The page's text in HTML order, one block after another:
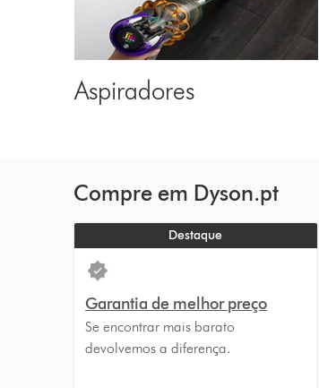
Aspiradores
Compre em Dyson.pt
Destaque
Garantia de melhor preço
Se encontrar mais barato
devolvemos a diferença.